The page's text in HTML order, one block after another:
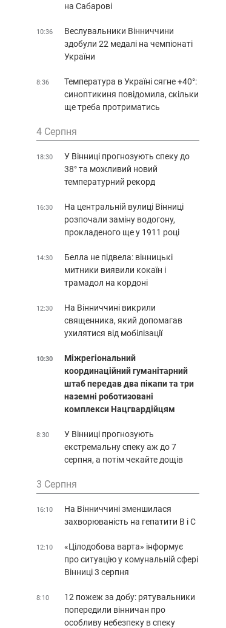
на Сабарові
10:36
Веслувальники Вінниччини
здобули 22 медалі на чемпіонаті
України
8:36
Температура в Україні сягне +40°:
синоптикиня повідомила, скільки
ще треба протриматись
4 Серпня
18:30
У Вінниці прогнозують спеку до
38° та можливий новий
температурний рекорд
16:30
На центральній вулиці Вінниці
розпочали заміну водогону,
прокладеного ще у 1911 році
14:30
Белла не підвела: вінницькі
митники виявили кокаїн і
трамадол на кордоні
12:30
На Вінниччині викрили
священника, який допомагав
ухилятися від мобілізації
10:30
Міжрегіональний
координаційний гуманітарний
штаб передав два пікапи та три
наземні роботизовані
комплекси Нацгвардійцям
8:30
У Вінниці прогнозують
екстремальну спеку аж до 7
серпня, а потім чекайте дощів
3 Серпня
16:10
На Вінниччині зменшилася
захворюваність на гепатити В і С
12:10
«Цілодобова варта» інформує
про ситуацію у комунальній сфері
Вінниці 3 серпня
8:10
12 пожеж за добу: рятувальники
попередили вінничан про
особливу небезпеку в спеку